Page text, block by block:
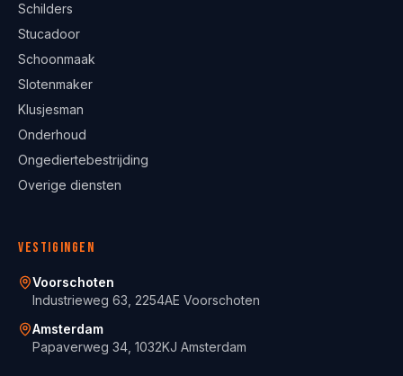
Schilders
Stucadoor
Schoonmaak
Slotenmaker
Klusjesman
Onderhoud
Ongediertebestrijding
Overige diensten
Vestigingen
Voorschoten
Industrieweg 63, 2254AE Voorschoten
Amsterdam
Papaverweg 34, 1032KJ Amsterdam